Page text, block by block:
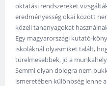
oktatási rendszereket
eredményesség okai között
közeli tananyagokat
Egy magyarországi kutató-
iskoláknál olyasmiket talált,
türelmesebbek, jó a
Semmi olyan dologra nem
ismeretében különbség lenne